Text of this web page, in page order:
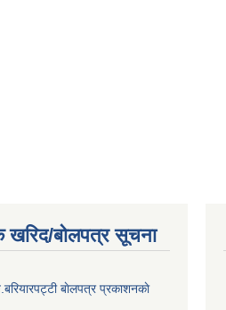
खरिद/बोलपत्र सूचना
बाेलपत्र प्रकाशनकाे